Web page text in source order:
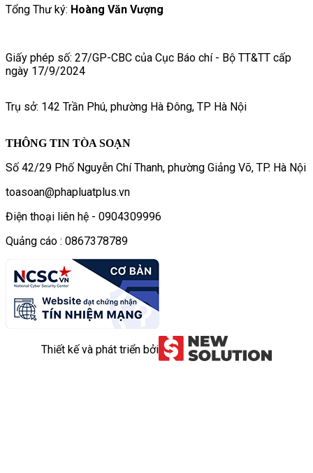
Tổng Thư ký: Hoàng Văn Vượng
Giấy phép số: 27/GP-CBC của Cục Báo chí - Bộ TT&TT cấp
ngày 17/9/2024
Trụ sở: 142 Trần Phú, phường Hà Đông, TP Hà Nội
THÔNG TIN TÒA SOẠN
Số 42/29 Phố Nguyễn Chí Thanh, phường Giảng Võ, TP. Hà Nội
toasoan@phapluatplus.vn
Điện thoại liên hệ - 0904309996
Quảng cáo : 0867378789
Thiết kế và phát triển bởi